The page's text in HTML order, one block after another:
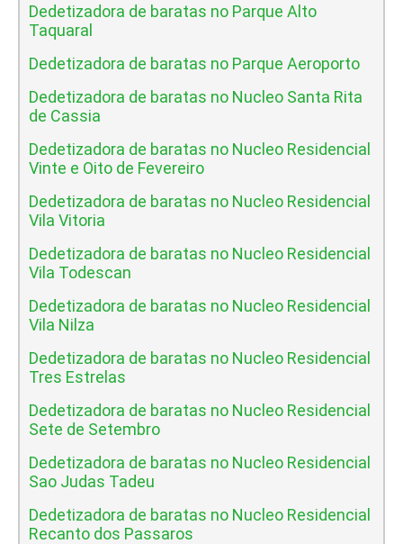
Dedetizadora de baratas no Parque Alto
Taquaral
Dedetizadora de baratas no Parque Aeroporto
Dedetizadora de baratas no Nucleo Santa Rita
de Cassia
Dedetizadora de baratas no Nucleo Residencial
Vinte e Oito de Fevereiro
Dedetizadora de baratas no Nucleo Residencial
Vila Vitoria
Dedetizadora de baratas no Nucleo Residencial
Vila Todescan
Dedetizadora de baratas no Nucleo Residencial
Vila Nilza
Dedetizadora de baratas no Nucleo Residencial
Tres Estrelas
Dedetizadora de baratas no Nucleo Residencial
Sete de Setembro
Dedetizadora de baratas no Nucleo Residencial
Sao Judas Tadeu
Dedetizadora de baratas no Nucleo Residencial
Recanto dos Passaros